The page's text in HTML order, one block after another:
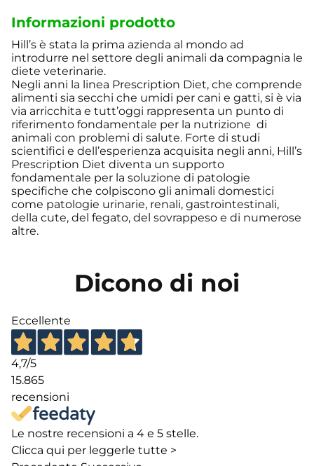
Informazioni prodotto
Hill’s è stata la prima azienda al mondo ad
introdurre nel settore degli animali da compagnia le
diete veterinarie.
Negli anni la linea Prescription Diet, che comprende
alimenti sia secchi che umidi per cani e gatti, si è via
via arricchita e tutt’oggi rappresenta un punto di
riferimento fondamentale per la nutrizione di
animali con problemi di salute. Forte di studi
scientifici e dell’esperienza acquisita negli anni, Hill’s
Prescription Diet diventa un supporto
fondamentale per la soluzione di patologie
specifiche che colpiscono gli animali domestici
come patologie urinarie, renali, gastrointestinali,
della cute, del fegato, del sovrappeso e di numerose
altre.
Dicono di noi
Eccellente
4,7/5
15.865
recensioni
Le nostre recensioni a 4 e 5 stelle.
Clicca qui per leggerle tutte >